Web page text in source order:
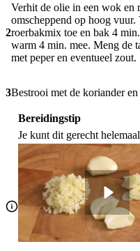
2
Verhit de olie in een wok en
omscheppend op hoog
roerbakmix toe en bak 4
warm 4 min. mee. Meng de
met peper en eventueel zout.
3Bestrooi met de koriander
Bereidingstip
Je kunt dit gerecht